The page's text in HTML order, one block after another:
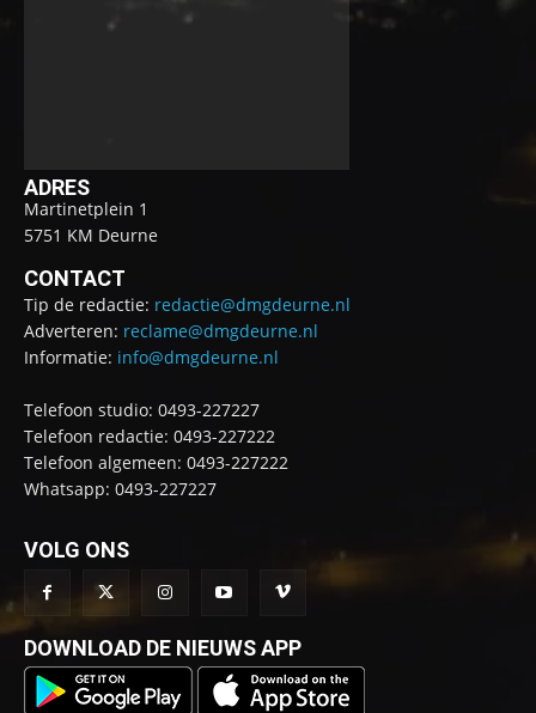
ADRES
Martinetplein 1
5751 KM Deurne
CONTACT
Tip de redactie: redactie@dmgdeurne.nl
Adverteren: reclame@dmgdeurne.nl
Informatie: info@dmgdeurne.nl
Telefoon studio: 0493-227227
Telefoon redactie: 0493-227222
Telefoon algemeen: 0493-227222
Whatsapp: 0493-227227
VOLG ONS
DOWNLOAD DE NIEUWS APP